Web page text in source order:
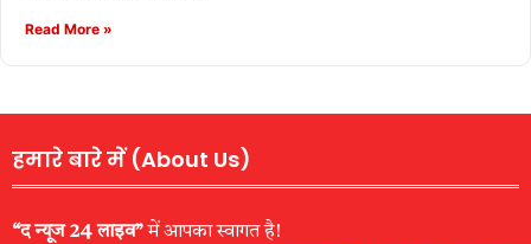
Read More »
हमारे बारे में (About Us)
“द न्यूज 24 लाइव”में आपका स्वागत है!